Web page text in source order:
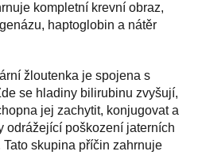
kompletní krevní obraz,
haptoglobin a nátěr
žloutenka je spojena s
se hladiny bilirubinu zvyšují,
jej zachytit, konjugovat a
odrážející poškození jaterních
skupina příčin zahrnuje